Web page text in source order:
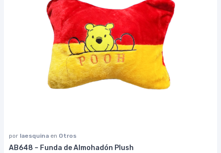
por laesquina en Otros
AB648 – Funda de Almohadón Plush